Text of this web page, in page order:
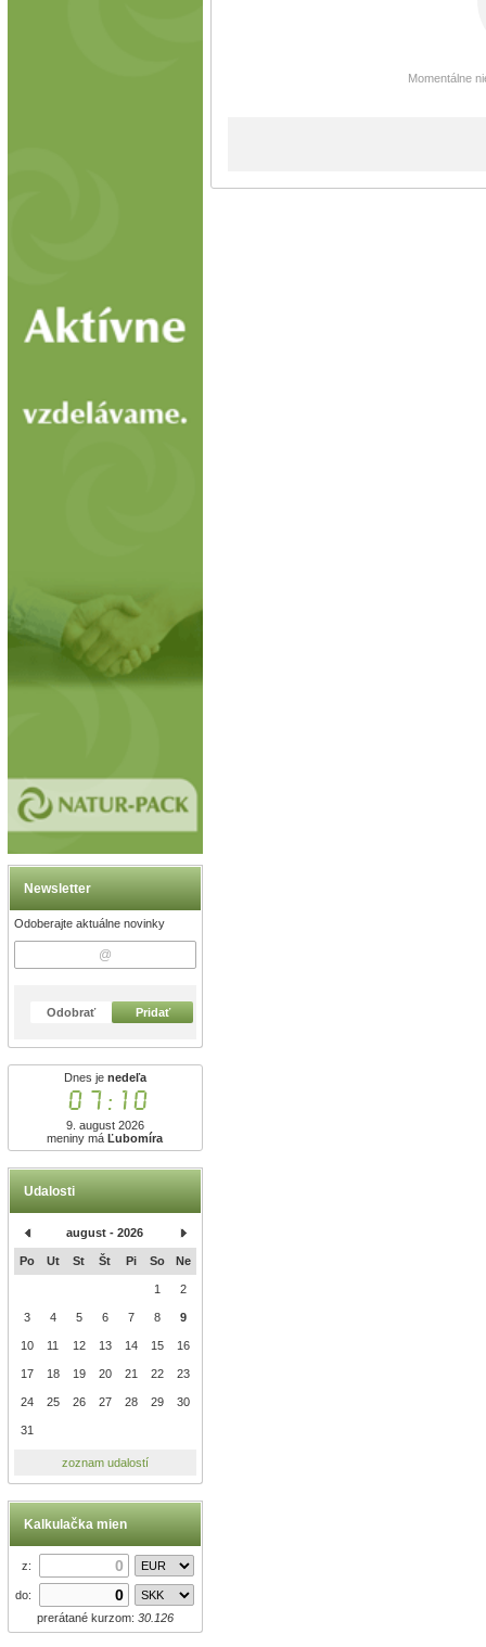
Newsletter
Odoberajte aktuálne novinky
Odobrať Pridať
Dnes je nedeľa
07:10
9. august 2026
meniny má Ľubomíra
Udalosti
august - 2026
Po Ut St Št Pi So Ne
1 2
3 4 5 6 7 8 9
10 11 12 13 14 15 16
17 18 19 20 21 22 23
24 25 26 27 28 29 30
31
zoznam udalostí
Kalkulačka mien
z:
do:
prerátané kurzom: 30.126
Momentálne